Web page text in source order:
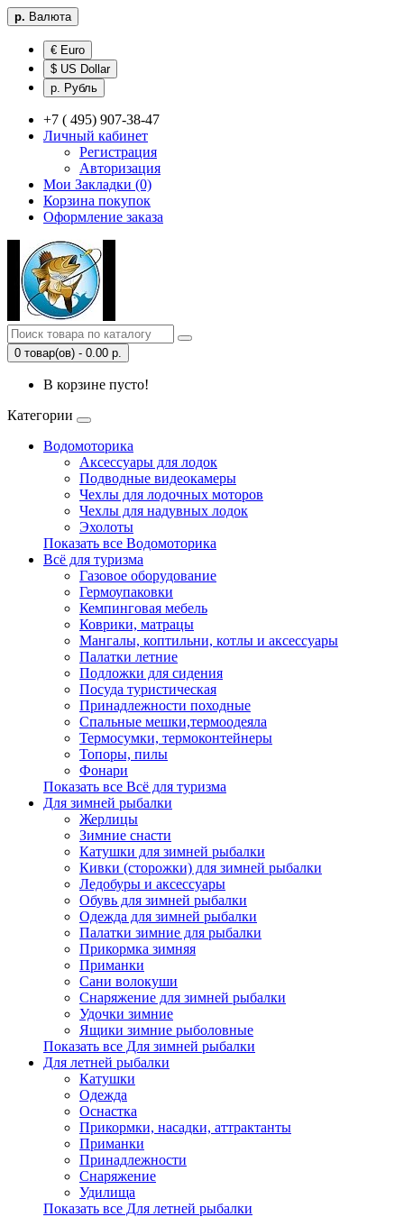
р. Валюта
€ Euro
$ US Dollar
р. Рубль
+7 ( 495) 907-38-47
Личный кабинет
Регистрация
Авторизация
Мои Закладки (0)
Корзина покупок
Оформление заказа
0 товар(ов) - 0.00 р.
В корзине пусто!
Категории
Водомоторика
Аксессуары для лодок
Подводные видеокамеры
Чехлы для лодочных моторов
Чехлы для надувных лодок
Эхолоты
Показать все Водомоторика
Всё для туризма
Газовое оборудование
Гермоупаковки
Кемпинговая мебель
Коврики, матрацы
Мангалы, коптильни, котлы и аксессуары
Палатки летние
Подложки для сидения
Посуда туристическая
Принадлежности походные
Спальные мешки,термоодеяла
Термосумки, термоконтейнеры
Топоры, пилы
Фонари
Показать все Всё для туризма
Для зимней рыбалки
Жерлицы
Зимние снасти
Катушки для зимней рыбалки
Кивки (сторожки) для зимней рыбалки
Ледобуры и аксессуары
Обувь для зимней рыбалки
Одежда для зимней рыбалки
Палатки зимние для рыбалки
Прикормка зимняя
Приманки
Сани волокуши
Снаряжение для зимней рыбалки
Удочки зимние
Ящики зимние рыболовные
Показать все Для зимней рыбалки
Для летней рыбалки
Катушки
Одежда
Оснастка
Прикормки, насадки, аттрактанты
Приманки
Принадлежности
Снаряжение
Удилища
Показать все Для летней рыбалки